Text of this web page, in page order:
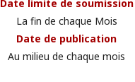
Date limite de soumission
La fin de chaque Mois
Date de publication
Au milieu de chaque mois